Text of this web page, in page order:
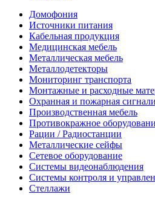
Домофония
Источники питания
Кабельная продукция
Медицинская мебель
Металлическая мебель
Металлодетекторы
Мониторинг транспорта
Монтажные и расходные
Охранная и пожарная
Производственная мебель
Противокражное
Рации / Радиостанции
Металлические сейфы
Сетевое оборудование
Системы видеонаблюдения
Системы контроля и
Стеллажи